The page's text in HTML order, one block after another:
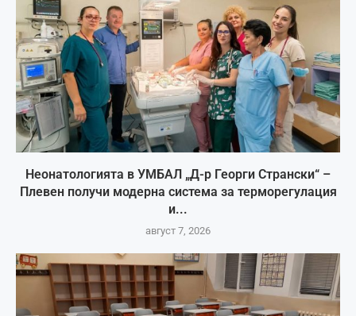
Неонатологията в УМБАЛ „Д-р Георги Странски“ –
Плевен получи модерна система за терморегулация
и...
август 7, 2026